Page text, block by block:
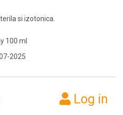
si izotonica.
100 ml
2025
Log in